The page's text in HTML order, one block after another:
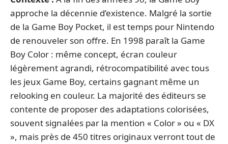
approche la décennie d’existence. Malgré la sortie
de la Game Boy Pocket, il est temps pour Nintendo
de renouveler son offre. En 1998 paraît la Game
Boy Color : même concept, écran couleur
légèrement agrandi, rétrocompatibilité avec tous
les jeux Game Boy, certains gagnant même un
relooking en couleur. La majorité des éditeurs se
contente de proposer des adaptations colorisées,
souvent signalées par la mention « Color » ou « DX
», mais près de 450 titres originaux verront tout de